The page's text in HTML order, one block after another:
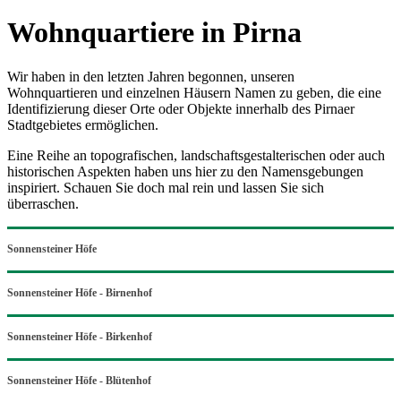
Wohnquartiere in Pirna
Wir haben in den letzten Jahren begonnen, unseren
Wohnquartieren und einzelnen Häusern Namen zu geben, die eine
Identifizierung dieser Orte oder Objekte innerhalb des Pirnaer
Stadtgebietes ermöglichen.
Eine Reihe an topografischen, landschaftsgestalterischen oder auch
historischen Aspekten haben uns hier zu den Namensgebungen
inspiriert. Schauen Sie doch mal rein und lassen Sie sich
überraschen.
Sonnensteiner Höfe
Sonnensteiner Höfe - Birnenhof
Sonnensteiner Höfe - Birkenhof
Sonnensteiner Höfe - Blütenhof